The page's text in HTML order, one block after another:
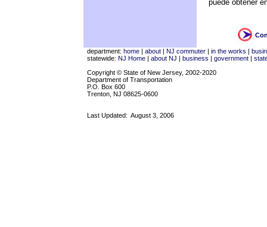
puede obtener
department: home | about | NJ commuter | in the works |
statewide: NJ Home | about NJ | business | government |
Copyright © State of New Jersey, 2002-2020
Department of Transportation
P.O. Box 600
Trenton, NJ 08625-0600
Last Updated: August 3, 2006